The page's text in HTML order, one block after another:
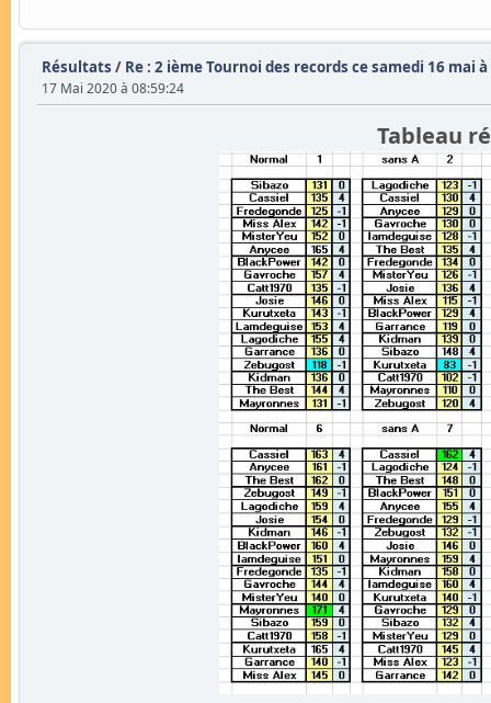
Résultats / Re : 2 ième Tournoi des records ce samedi 16 mai
17 Mai 2020 à 08:59:24
Tableau